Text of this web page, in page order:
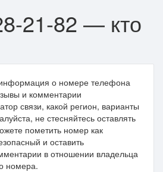
21-82 — кто
о номере телефона
и комментарии
связи, какой регион, варианты
не стесняйтесь оставлять
пометить номер как
и оставить
в отношении владельца
номера.